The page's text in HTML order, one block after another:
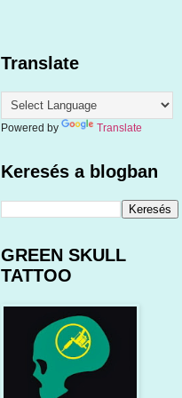
Translate
Powered by Translate
Keresés a blogban
GREEN SKULL
TATTOO